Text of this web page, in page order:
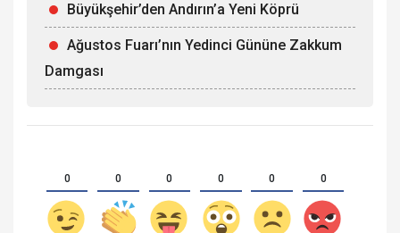
Büyükşehir’den Andırın’a Yeni Köprü
Ağustos Fuarı’nın Yedinci Gününe Zakkum
Damgası
0 0 0 0 0 0